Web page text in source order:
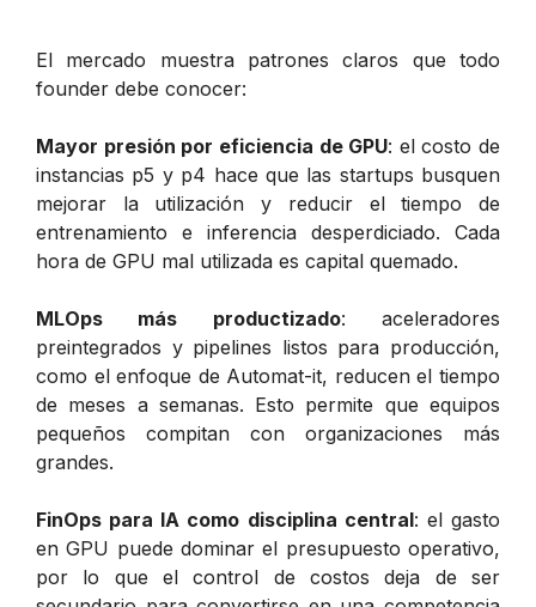
El mercado muestra patrones claros que todo
founder debe conocer:
Mayor presión por eficiencia de GPU: el costo de
instancias p5 y p4 hace que las startups busquen
mejorar la utilización y reducir el tiempo de
entrenamiento e inferencia desperdiciado. Cada
hora de GPU mal utilizada es capital quemado.
MLOps más productizado: aceleradores
preintegrados y pipelines listos para producción,
como el enfoque de Automat-it, reducen el tiempo
de meses a semanas. Esto permite que equipos
pequeños compitan con organizaciones más
grandes.
FinOps para IA como disciplina central: el gasto
en GPU puede dominar el presupuesto operativo,
por lo que el control de costos deja de ser